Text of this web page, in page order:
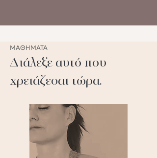
ΜΑΘΗΜΑΤΑ
Διάλεξε αυτό που
χρειάζεσαι τώρα.